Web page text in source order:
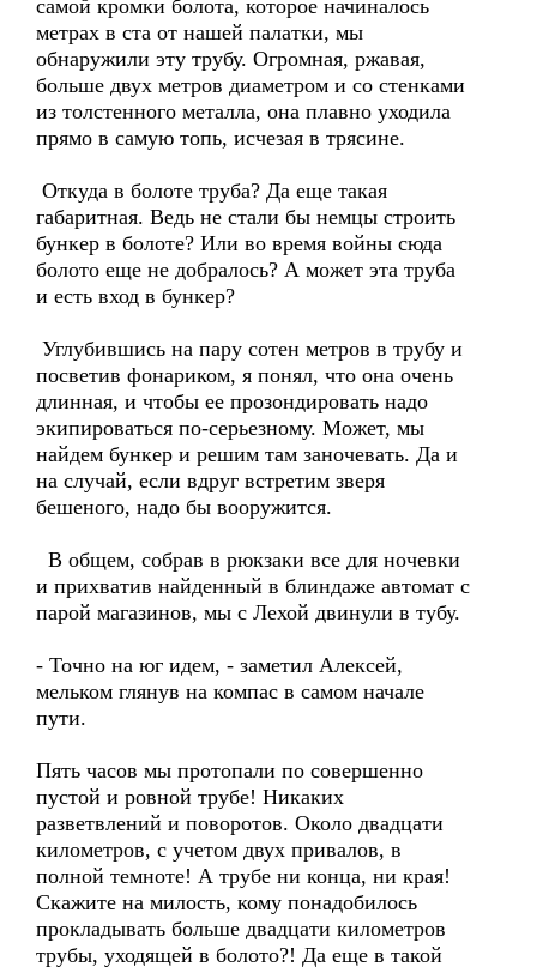
самой кромки болота, которое начиналось
метрах в ста от нашей палатки, мы
обнаружили эту трубу. Огромная, ржавая,
больше двух метров диаметром и со стенками
из толстенного металла, она плавно уходила
прямо в самую топь, исчезая в трясине.
Откуда в болоте труба? Да еще такая
габаритная. Ведь не стали бы немцы строить
бункер в болоте? Или во время войны сюда
болото еще не добралось? А может эта труба
и есть вход в бункер?
Углубившись на пару сотен метров в трубу и
посветив фонариком, я понял, что она очень
длинная, и чтобы ее прозондировать надо
экипироваться по-серьезному. Может, мы
найдем бункер и решим там заночевать. Да и
на случай, если вдруг встретим зверя
бешеного, надо бы вооружится.
В общем, собрав в рюкзаки все для ночевки
и прихватив найденный в блиндаже автомат с
парой магазинов, мы с Лехой двинули в тубу.
- Точно на юг идем, - заметил Алексей,
мельком глянув на компас в самом начале
пути.
Пять часов мы протопали по совершенно
пустой и ровной трубе! Никаких
разветвлений и поворотов. Около двадцати
километров, с учетом двух привалов, в
полной темноте! А трубе ни конца, ни края!
Скажите на милость, кому понадобилось
прокладывать больше двадцати километров
трубы, уходящей в болото?! Да еще в такой